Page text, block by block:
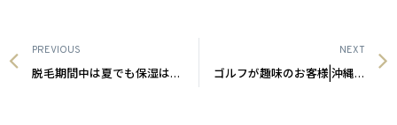
PREVIOUS
脱毛期間中は夏でも保湿は必要？沖縄メンズ脱毛
NEXT
ゴルフが趣味のお客様|沖縄メンズ脱毛